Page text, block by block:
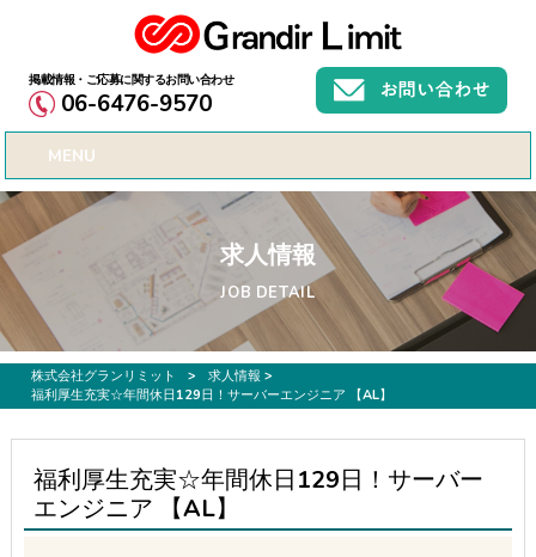
06-6476-9570
MENU
求人情報
JOB DETAIL
株式会社グランリミット > 求人情報 >
福利厚生充実☆年間休日129日！サーバーエンジニア 【AL】
福利厚生充実☆年間休日129日！サーバー
エンジニア 【AL】